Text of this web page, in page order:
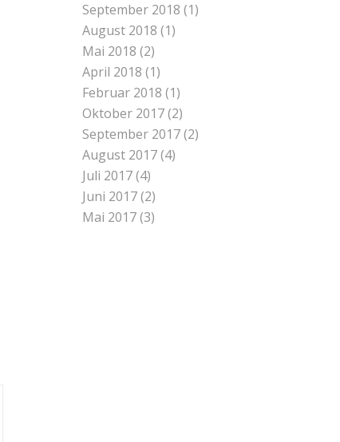
September 2018 (1)
August 2018 (1)
Mai 2018 (2)
April 2018 (1)
Februar 2018 (1)
Oktober 2017(2)
September 2017(2)
August 2017(4)
Juli 2017(4)
Juni 2017(2)
Mai 2017(3)